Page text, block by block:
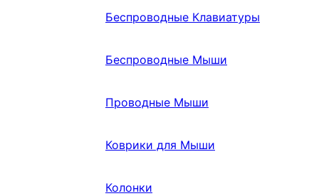
Беспроводные Клавиатуры
Беспроводные Мыши
Проводные Мыши
Коврики для Мыши
Колонки